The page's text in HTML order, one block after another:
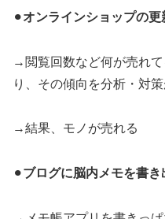
⚫︎オンラインショップの更
→閲覧回数など何が売れ
り、その傾向を分析・対
→結果、モノが売れる
⚫︎ブログに脳内メモを書